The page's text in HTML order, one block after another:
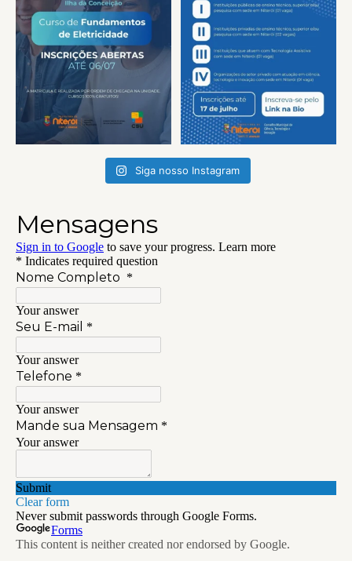
Siga nosso Instagram